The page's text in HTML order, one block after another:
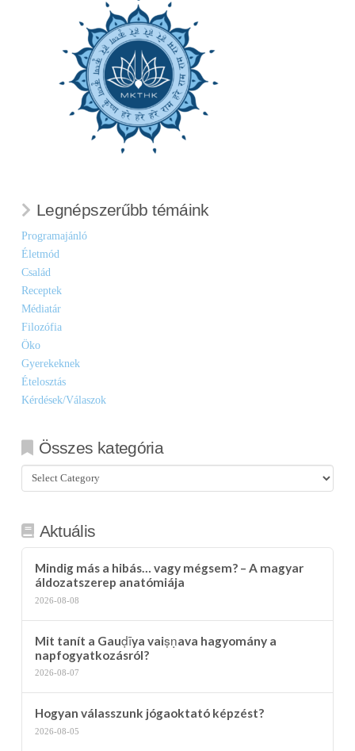
Legnépszerűbb témáink
Programajánló
Életmód
Család
Receptek
Médiatár
Filozófia
Öko
Gyerekeknek
Ételosztás
Kérdések/Válaszok
Összes kategória
Összes
kategória
Aktuális
Mindig más a hibás… vagy mégsem? – A magyar
áldozatszerep anatómiája
2026-08-08
Mit tanít a Gauḍīya vaiṣṇava hagyomány a
napfogyatkozásról?
2026-08-07
Hogyan válasszunk jógaoktató képzést?
2026-08-05